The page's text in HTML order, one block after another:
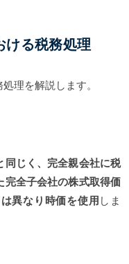
ける税務処理
理を解説します。
同じく、完全親会社に税
完全子会社の株式取得価
異なり時価を使用 しま